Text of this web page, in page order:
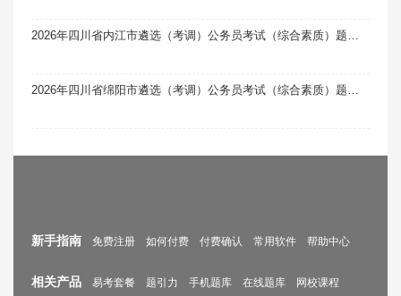
新手指南 免费注册 如何付费 付费确认 常用软件 帮助中心
相关产品 易考套餐 题引力 手机题库 在线题库 网校课程